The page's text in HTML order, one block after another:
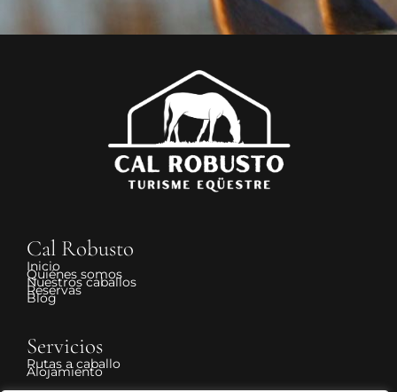
Cal Robusto
Inicio
Quiénes somos
Nuestros caballos
Reservas
Blog
Servicios
Rutas a caballo
Alojamiento